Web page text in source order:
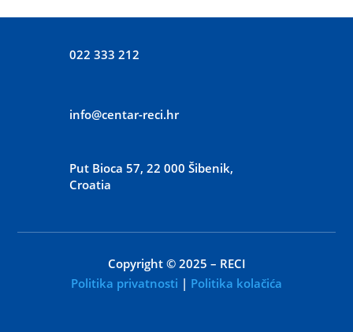
022 333 212
info@centar-reci.hr
Put Bioca 57, 22 000 Šibenik,
Croatia
Copyright © 2025 – RECI
Politika privatnosti | Politika kolačića